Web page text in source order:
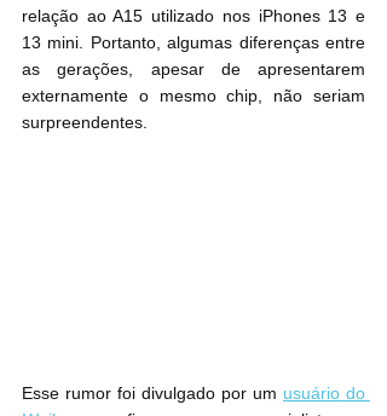
relação ao A15 utilizado nos iPhones 13 e
13 mini. Portanto, algumas diferenças entre
as gerações, apesar de apresentarem
externamente o mesmo chip, não seriam
surpreendentes.
Esse rumor foi divulgado por um